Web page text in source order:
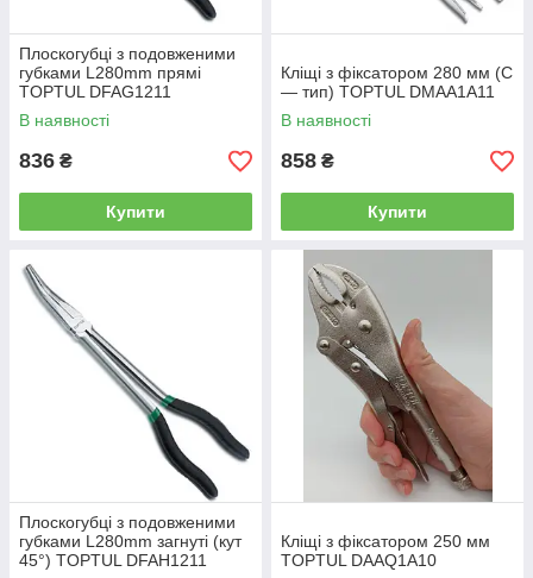
Плоскогубці з подовженими
губками L280mm прямі
TOPTUL DFAG1211
В наявності
836 ₴
Купити
Кліщі з фіксатором 280 мм (C
— тип) TOPTUL DMAA1A11
В наявності
858 ₴
Купити
Плоскогубці з подовженими
губками L280mm загнуті (кут
45°) TOPTUL DFAH1211
Кліщі з фіксатором 250 мм
TOPTUL DAAQ1A10